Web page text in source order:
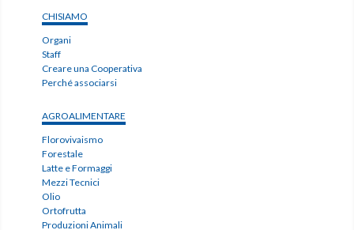
CHISIAMO
Organi
Staff
Creare una Cooperativa
Perché associarsi
AGROALIMENTARE
Florovivaismo
Forestale
Latte e Formaggi
Mezzi Tecnici
Olio
Ortofrutta
Produzioni Animali